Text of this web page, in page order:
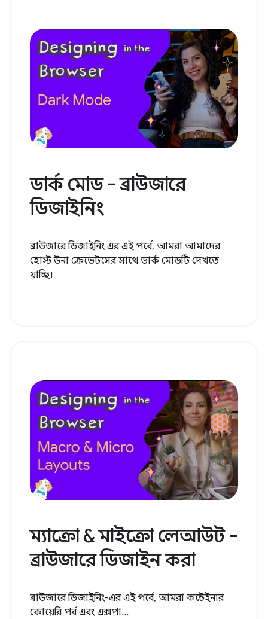
ডার্ক মোড - ব্রাউজারে
ডিজাইনিং
ব্রাউজারে ডিজাইনিং এর এই পর্বে, আমরা আমাদের
হোস্ট উনা ক্রেভেটসের সাথে ডার্ক মোডটি দেখতে
যাচ্ছি।
ম্যাক্রো & মাইক্রো লেআউট -
ব্রাউজারে ডিজাইন করা
ব্রাউজারে ডিজাইনিং-এর এই পর্বে, আমরা কন্টেইনার
কোয়েরি পর্ব এবং এক্সপা...